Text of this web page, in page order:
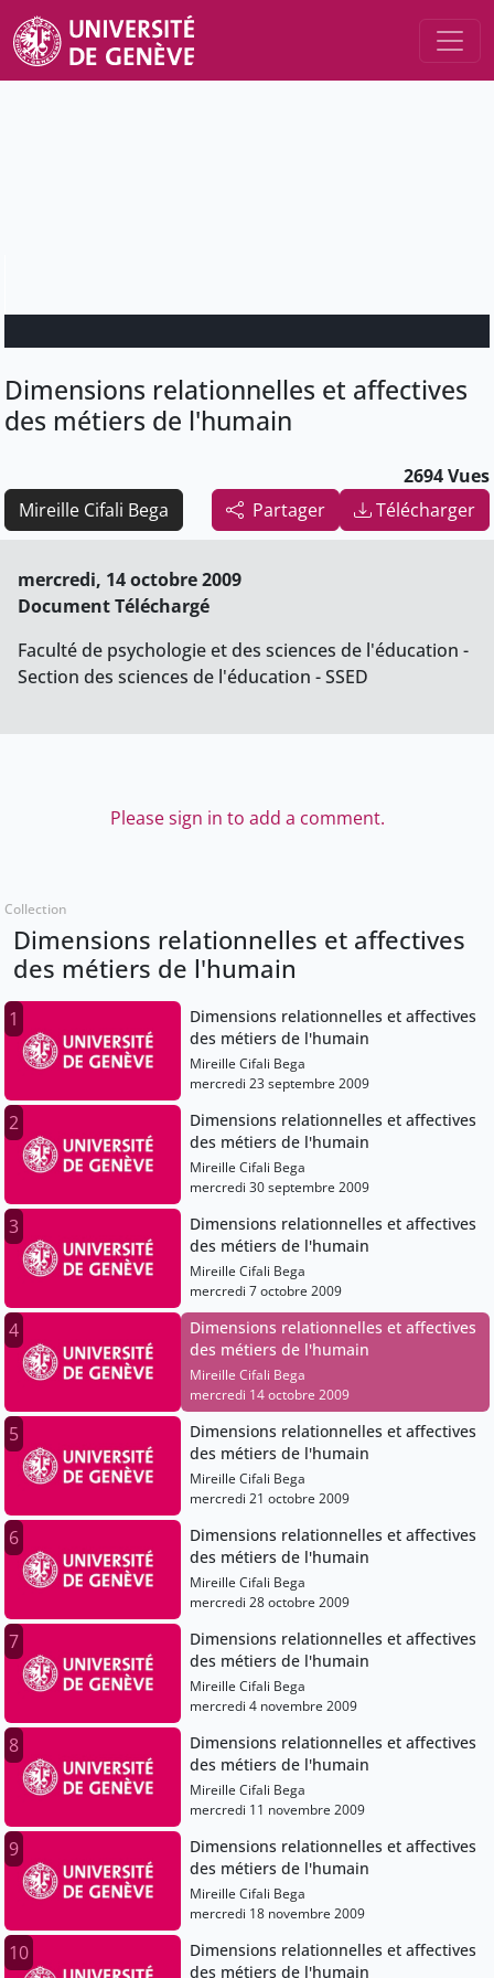
Dimensions relationnelles et affectives
des métiers de l'humain
2694 Vues
Partager
Télécharger
Mireille Cifali Bega
mercredi, 14 octobre 2009
Document Téléchargé
Faculté de psychologie et des sciences de l'éducation -
Section des sciences de l'éducation - SSED
Please sign in to add a comment.
Collection
Dimensions relationnelles et affectives
des métiers de l'humain
1
Dimensions relationnelles et affectives
des métiers de l'humain
Mireille Cifali Bega
mercredi 23 septembre 2009
2
Dimensions relationnelles et affectives
des métiers de l'humain
Mireille Cifali Bega
mercredi 30 septembre 2009
3
Dimensions relationnelles et affectives
des métiers de l'humain
Mireille Cifali Bega
mercredi 7 octobre 2009
4
Dimensions relationnelles et affectives
des métiers de l'humain
Mireille Cifali Bega
mercredi 14 octobre 2009
5
Dimensions relationnelles et affectives
des métiers de l'humain
Mireille Cifali Bega
mercredi 21 octobre 2009
6
Dimensions relationnelles et affectives
des métiers de l'humain
Mireille Cifali Bega
mercredi 28 octobre 2009
7
Dimensions relationnelles et affectives
des métiers de l'humain
Mireille Cifali Bega
mercredi 4 novembre 2009
8
Dimensions relationnelles et affectives
des métiers de l'humain
Mireille Cifali Bega
mercredi 11 novembre 2009
9
Dimensions relationnelles et affectives
des métiers de l'humain
Mireille Cifali Bega
mercredi 18 novembre 2009
10
Dimensions relationnelles et affectives
des métiers de l'humain